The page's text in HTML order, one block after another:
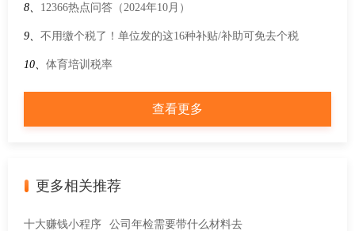
1.6L以下的小轿车，车船税有没有优惠？
8、 12366热点问答（2024年10月）
9、 不用缴个税了！单位发的这16种补贴/补助可免去个税
10、 体育培训税率
查看更多
更多相关推荐
十大赚钱小程序 公司年检需要带什么材料去